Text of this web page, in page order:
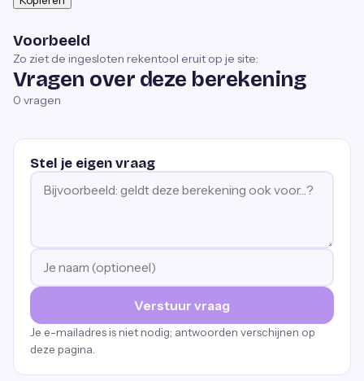
Voorbeeld
Zo ziet de ingesloten rekentool eruit op je site:
Vragen over deze berekening
0 vragen
Stel je eigen vraag
Verstuur vraag
Je e-mailadres is niet nodig; antwoorden verschijnen op
deze pagina.